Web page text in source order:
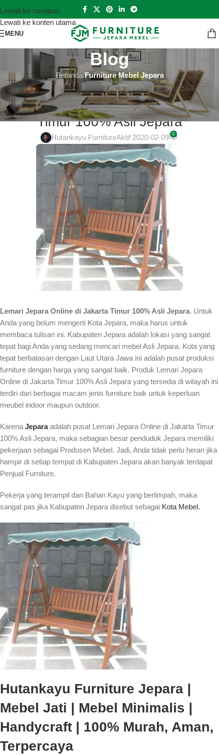
Lewati ke navigasi
Lewati ke konten utama
MENU
Blog
Beranda/Furniture Mebel Jepara
FURNITURE MEBEL JEPARA
Lemari Jepara Online di Jakarta
Timur 100% Asli Jepara
Hutankayu FurnitureAktif 2020-02-09 0
Lemari Jepara Online di Jakarta Timur 100% Asli Jepara. Untuk
Anda yang belum mengerti Kota Jepara, maka harus untuk
membaca tulisan ini. Kabupaten Jepara adalah lokasi yang sangat
tepat bagi Anda yang sedang mencari mebel Asli Jepara. Kota yang
tepat berbatasan dengan Laut Utara Jawa ini adalah pusat produksi
furniture dengan harga yang sangat baik. Produk Lemari Jepara
Online di Jakarta Timur 100% Asli Jepara yang tersedia di wilayah ini
terdiri dari berbagai macam jenis furniture baik untuk keperluan
meubel indoor maupun outdoor.
Karena Jeparaadalah pusat Lemari Jepara Online di Jakarta Timur
100% Asli Jepara, maka sebagian besar penduduk Jepara memiliki
pekerjaan sebagai Produsen Mebel. Jadi, Anda tidak perlu heran jika
hampir di setiap tempat di Kabupaten Jepara akan banyak terdapat
Penjual Furniture.
Pekerja yang terampil dan Bahan Kayu yang berlimpah, maka
sangat pas jika Kabupaten Jepara disebut sebagai Kota Mebel.
Hutankayu Furniture Jepara |
Mebel Jati | Mebel Minimalis |
Handycraft | 100% Murah, Aman,
Terpercaya